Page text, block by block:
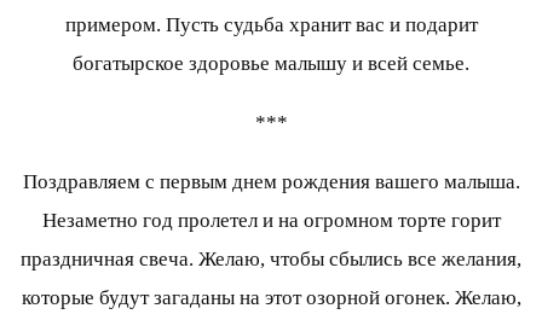
примером. Пусть судьба хранит вас и подарит
богатырское здоровье малышу и всей семье.
***
Поздравляем с первым днем рождения вашего малыша.
Незаметно год пролетел и на огромном торте горит
праздничная свеча. Желаю, чтобы сбылись все желания,
которые будут загаданы на этот озорной огонек. Желаю,